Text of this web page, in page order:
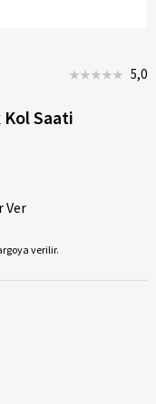
5,0
Kol Saati
Ver
verilir.